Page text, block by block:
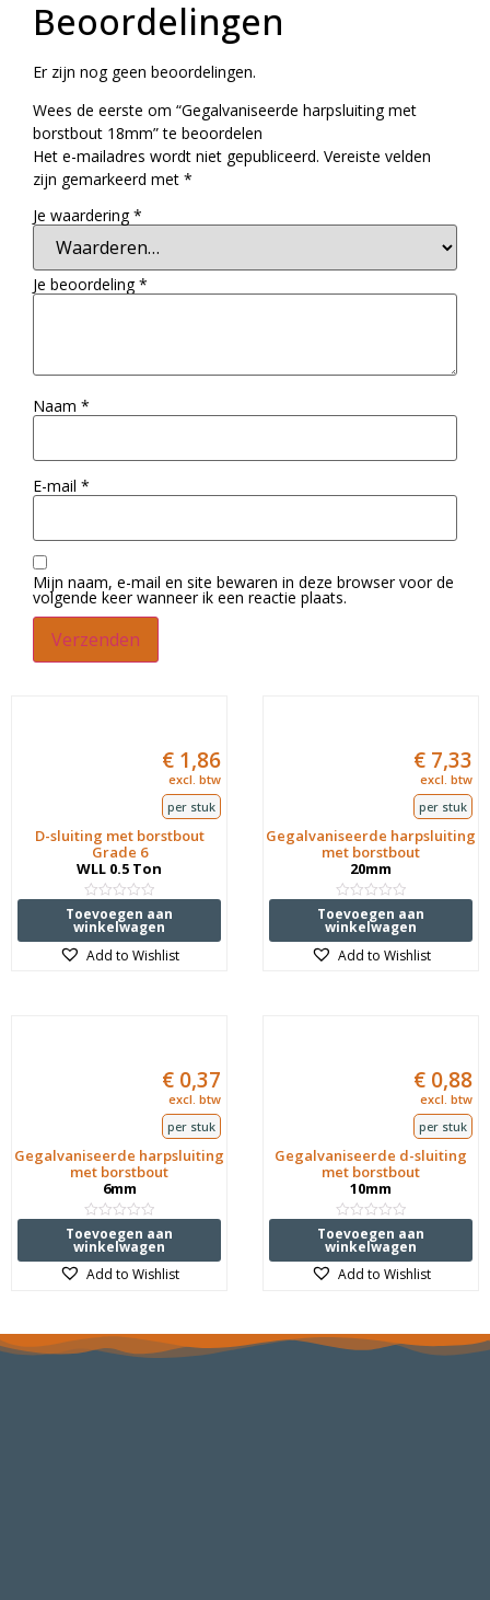
Beoordelingen
Er zijn nog geen beoordelingen.
Wees de eerste om “Gegalvaniseerde harpsluiting met
borstbout 18mm” te beoordelen
Het e-mailadres wordt niet gepubliceerd. Vereiste velden
zijn gemarkeerd met *
Je waardering*
Je beoordeling*
Naam *
E-mail *
Mijn naam, e-mail en site bewaren in deze browser voor de
volgende keer wanneer ik een reactie plaats.
D-sluiting met borstbout
Grade 6
WLL 0.5 Ton
Waardering
0
uit
5
€ 1,86
excl. btw
per stuk
Toevoegen aan
winkelwagen
Add to Wishlist
Gegalvaniseerde harpsluiting
met borstbout
20mm
Waardering
0
uit
5
€ 7,33
excl. btw
per stuk
Toevoegen aan
winkelwagen
Add to Wishlist
Gegalvaniseerde harpsluiting
met borstbout
6mm
Waardering
0
uit
5
€ 0,37
excl. btw
per stuk
Toevoegen aan
winkelwagen
Add to Wishlist
Gegalvaniseerde d-sluiting
met borstbout
10mm
Waardering
0
uit
5
€ 0,88
excl. btw
per stuk
Toevoegen aan
winkelwagen
Add to Wishlist